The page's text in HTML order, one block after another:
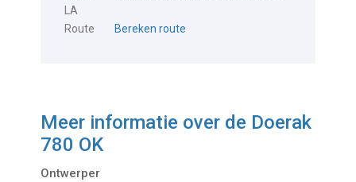
LA
Route
Bereken route
Meer informatie over de Doerak
780 OK
Ontwerper